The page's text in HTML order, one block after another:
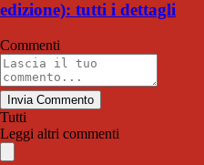
edizione): tutti i dettagli
Commenti
Invia Commento
Tutti
Leggi altri commenti